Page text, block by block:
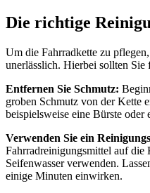
Die richtige
Um die Fahrradkette zu
unerlässlich. Hierbei sollten Sie
Entfernen Sie Schmutz:
groben Schmutz von der Kette
beispielsweise eine Bürste oder
Verwenden Sie ein
Fahrradreinigungsmittel auf die
Seifenwasser verwenden.
einige Minuten einwirken.